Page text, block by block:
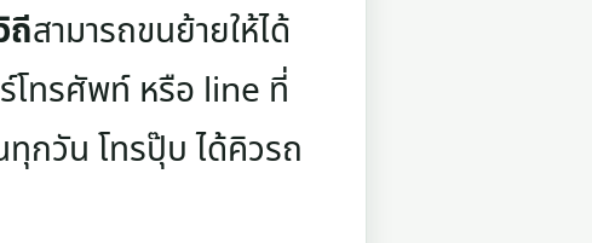
สามารถขนย้ายให้ได้
โทรศัพท์ หรือ line ที่
ทุกวัน โทรปุ๊บ ได้คิวรถ